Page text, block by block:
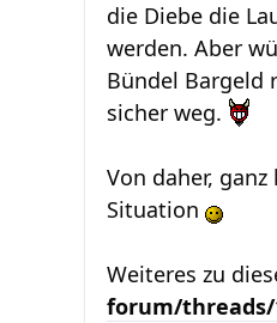
die Diebe die
werden. Aber
Bündel Bargeld
sicher weg.
Von daher,
Situation
Weiteres zu
forum/threads/